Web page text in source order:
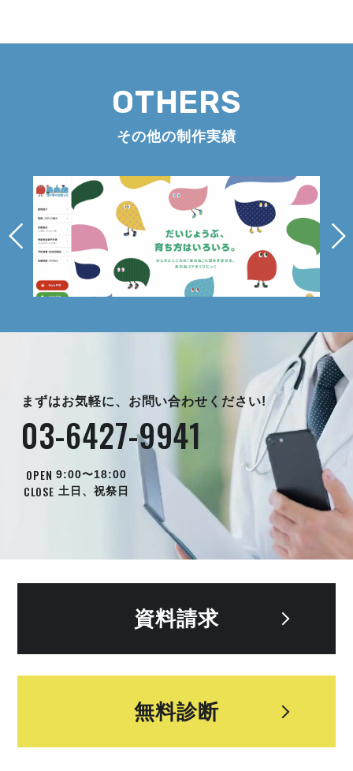
OTHERS
その他の制作実績
まずはお気軽に、お問い合わせください!
03-6427-9941
OPEN 9:00〜18:00
CLOSE 土日、祝祭日
資料請求
無料診断